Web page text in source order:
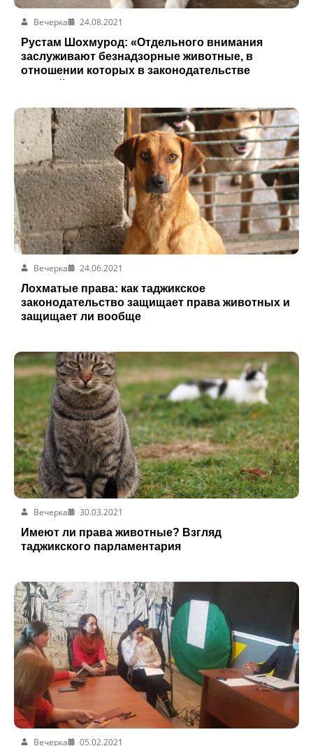
Вечерка
24.08.2021
Рустам Шохмурод: «Отдельного внимания
заслуживают безнадзорные животные, в
отношении которых в законодательстве
Вечерка
24.06.2021
Лохматые права: как таджикское
законодательство защищает права животных и
защищает ли вообще
Вечерка
30.03.2021
Имеют ли права животные? Взгляд
таджикского парламентария
Вечерка 05.02.2021